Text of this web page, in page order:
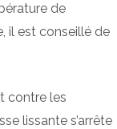
de
il est conseillé de
contre les
lissante s’arrête